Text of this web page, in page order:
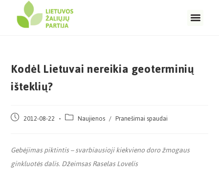
Kodėl Lietuvai nereikia geoterminių
išteklių?
2012-08-22 Naujienos / Pranešimai spaudai
Gebėjimas piktintis – svarbiausioji kiekvieno doro žmogaus
ginkluotės dalis. Džeimsas Raselas Lovelis